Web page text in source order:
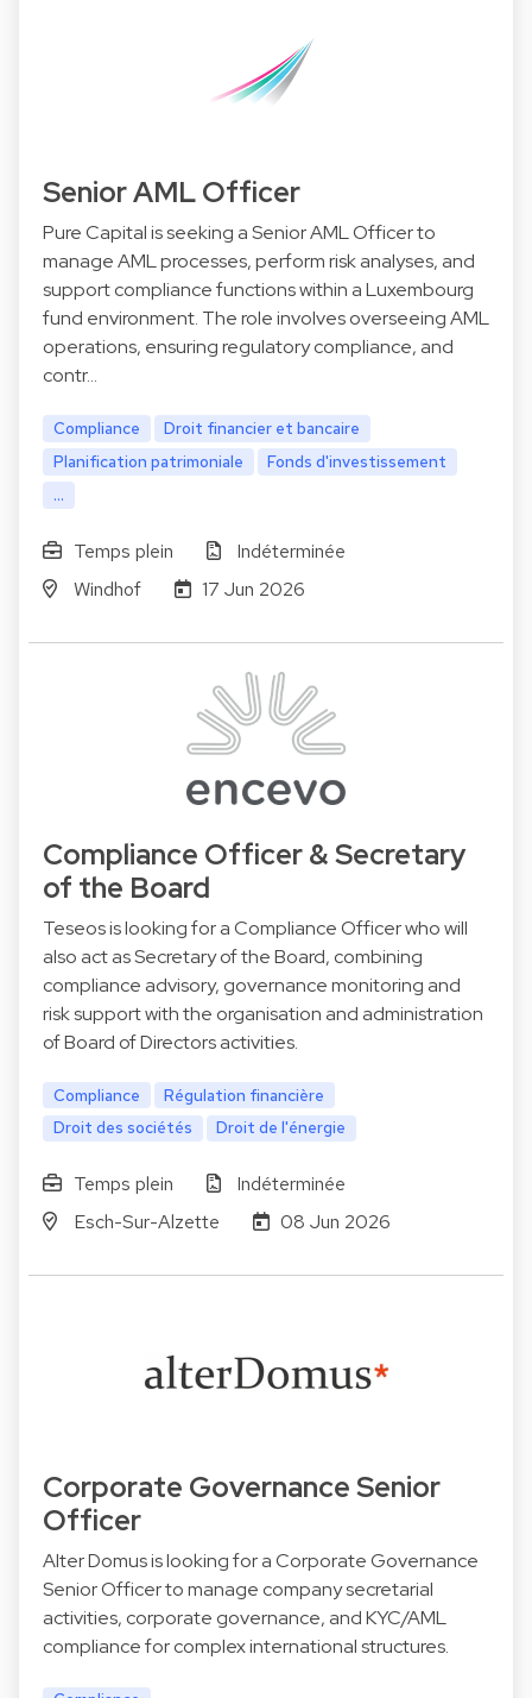
Senior AML Officer
Pure Capital is seeking a Senior AML Officer to
manage AML processes, perform risk analyses, and
support compliance functions within a Luxembourg
fund environment. The role involves overseeing AML
operations, ensuring regulatory compliance, and
contr…
Compliance
Droit financier et bancaire
Planification patrimoniale
Fonds d'investissement
...
Temps plein
Indéterminée
Windhof
17 Jun 2026
Compliance Officer & Secretary
of the Board
Teseos is looking for a Compliance Officer who will
also act as Secretary of the Board, combining
compliance advisory, governance monitoring and
risk support with the organisation and administration
of Board of Directors activities.
Compliance
Régulation financière
Droit des sociétés
Droit de l'énergie
Temps plein
Indéterminée
Esch-Sur-Alzette
08 Jun 2026
Corporate Governance Senior
Officer
Alter Domus is looking for a Corporate Governance
Senior Officer to manage company secretarial
activities, corporate governance, and KYC/AML
compliance for complex international structures.